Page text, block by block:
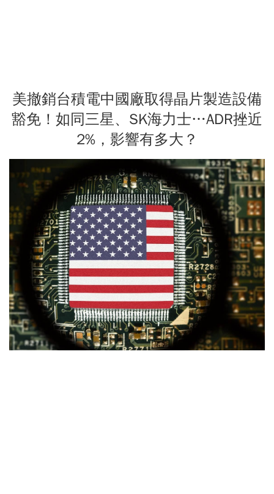
美撤銷台積電中國廠取得晶片製造設備
豁免！如同三星、SK海力士…ADR挫近
2%，影響有多大？